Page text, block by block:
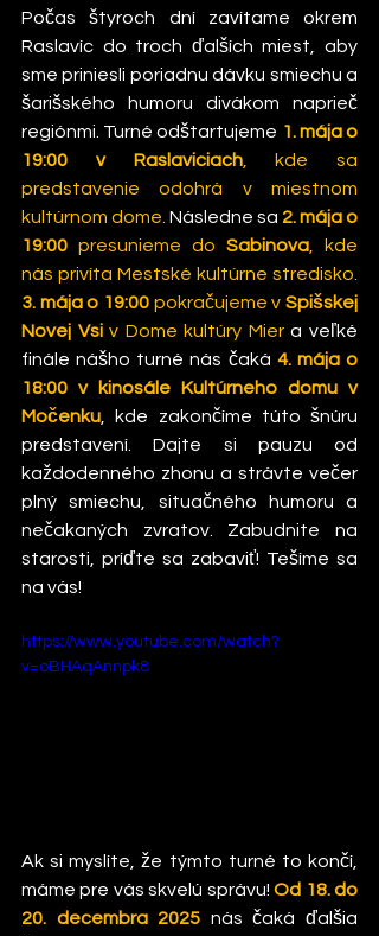
Počas štyroch dní zavítame okrem
Raslavíc do troch ďalších miest, aby
sme priniesli poriadnu dávku smiechu a
šarišského humoru divákom naprieč
regiónmi. Turné odštartujeme 1. mája o
19:00 v Raslaviciach, kde sa
predstavenie odohrá v miestnom
kultúrnom dome. Následne sa 2. mája o
19:00 presunieme do Sabinova , kde
nás privíta Mestské kultúrne stredisko.
3. mája o 19:00 pokračujeme v Spišskej
Novej Vsi v Dome kultúry Mier a veľké
finále nášho turné nás čaká 4. mája o
18:00 v kinosále Kultúrneho domu v
Močenku , kde zakončíme túto šnúru
predstavení. Dajte si pauzu od
každodenného zhonu a strávte večer
plný smiechu, situačného humoru a
nečakaných zvratov. Zabudnite na
starosti, príďte sa zabaviť! Tešíme sa
na vás!
https://www.youtube.com/watch?
v=oBHAqAnnpk8
Ak si myslíte, že týmto turné to končí,
máme pre vás skvelú správu! Od 18. do
20. decembra 2025 nás čaká ďalšia